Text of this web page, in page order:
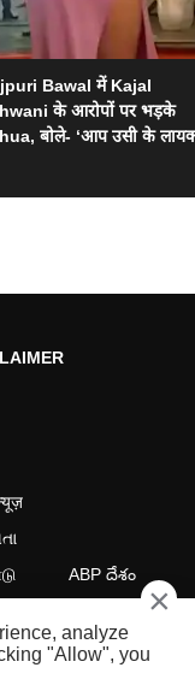
Bawal में Kajal
के आरोपों पर भड़के
बोले- ‘आप उसी के लायक
ABP దేశం
×
analyze
"Allow", you